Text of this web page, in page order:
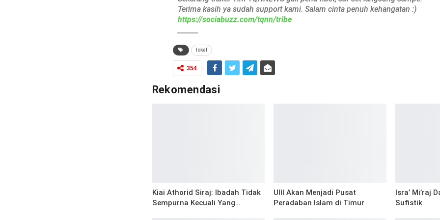
Terima kasih ya sudah support kami. Salam cinta penuh kehangatan :)
https://sociabuzz.com/tqnn/tribe
lokal
354
Rekomendasi
Kiai Athorid Siraj: Ibadah Tidak
Sempurna Kecuali Yang…
UIII Akan Menjadi Pusat
Peradaban Islam di Timur
Isra’ Mi’raj
Sufistik